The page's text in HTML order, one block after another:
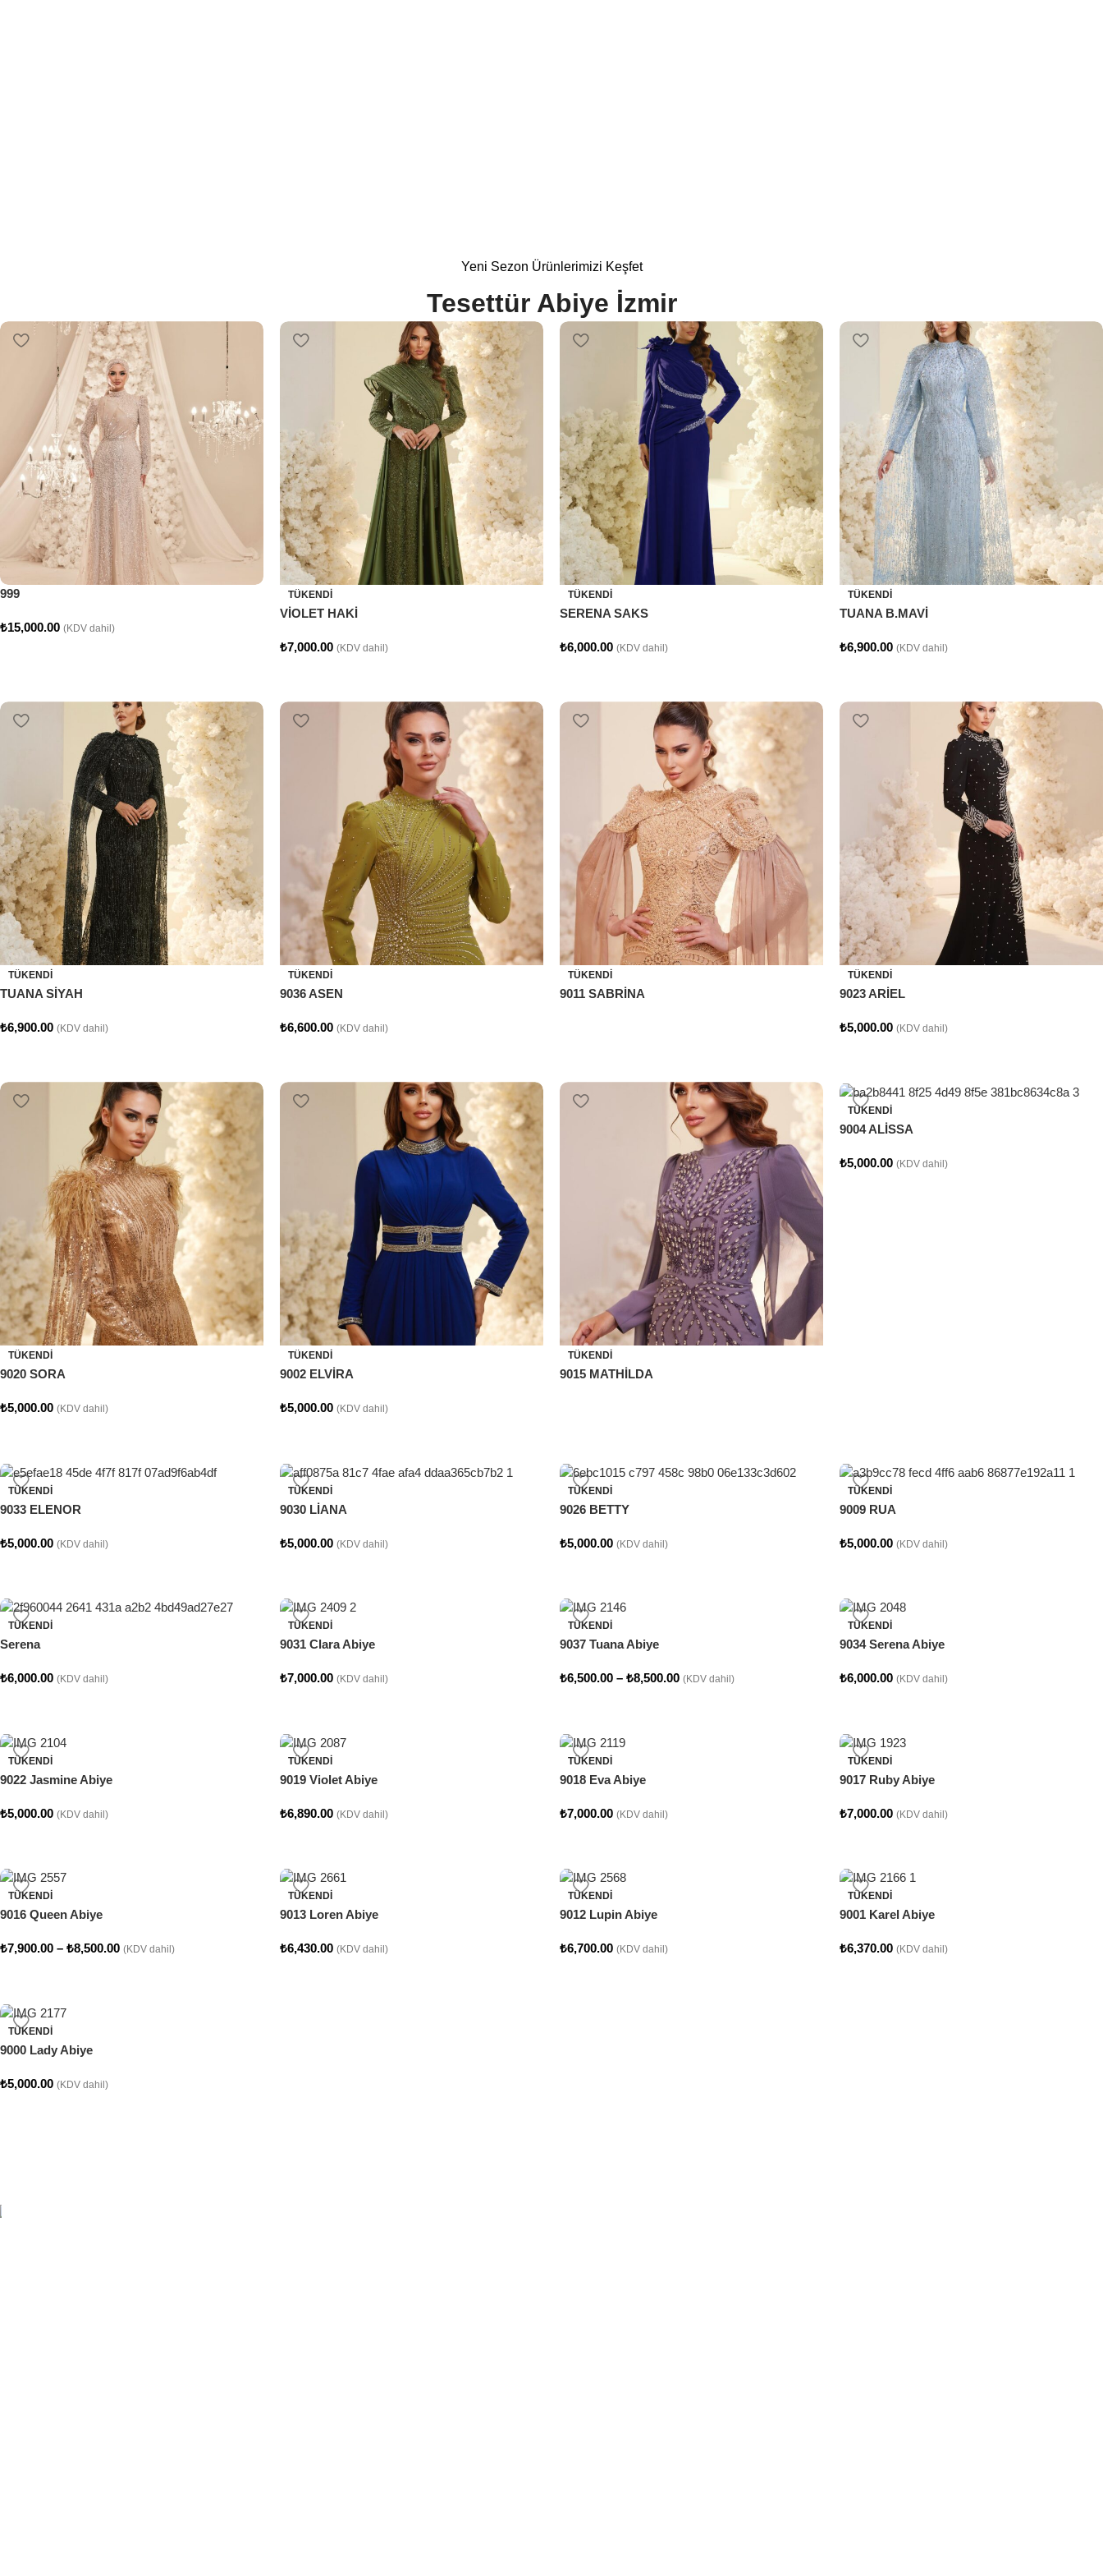
Yeni Sezon Ürünlerimizi Keşfet
Tesettür Abiye İzmir
999
₺15,000.00 (KDV dahil)
TÜKENDI
VİOLET HAKİ
₺7,000.00 (KDV dahil)
TÜKENDI
SERENA SAKS
₺6,000.00 (KDV dahil)
TÜKENDI
TUANA B.MAVİ
₺6,900.00 (KDV dahil)
TÜKENDI
TUANA SİYAH
₺6,900.00 (KDV dahil)
TÜKENDI
9036 ASEN
₺6,600.00 (KDV dahil)
TÜKENDI
9011 SABRİNA
TÜKENDI
9023 ARİEL
₺5,000.00 (KDV dahil)
TÜKENDI
9020 SORA
₺5,000.00 (KDV dahil)
TÜKENDI
9002 ELVİRA
₺5,000.00 (KDV dahil)
TÜKENDI
9015 MATHİLDA
TÜKENDI
9004 ALİSSA
₺5,000.00 (KDV dahil)
TÜKENDI
9033 ELENOR
₺5,000.00 (KDV dahil)
TÜKENDI
9030 LİANA
₺5,000.00 (KDV dahil)
TÜKENDI
9026 BETTY
₺5,000.00 (KDV dahil)
TÜKENDI
9009 RUA
₺5,000.00 (KDV dahil)
TÜKENDI
Serena
₺6,000.00 (KDV dahil)
TÜKENDI
9031 Clara Abiye
₺7,000.00 (KDV dahil)
TÜKENDI
9037 Tuana Abiye
₺6,500.00 – ₺8,500.00 (KDV dahil)
TÜKENDI
9034 Serena Abiye
₺6,000.00 (KDV dahil)
TÜKENDI
9022 Jasmine Abiye
₺5,000.00 (KDV dahil)
TÜKENDI
9019 Violet Abiye
₺6,890.00 (KDV dahil)
TÜKENDI
9018 Eva Abiye
₺7,000.00 (KDV dahil)
TÜKENDI
9017 Ruby Abiye
₺7,000.00 (KDV dahil)
TÜKENDI
9016 Queen Abiye
₺7,900.00 – ₺8,500.00 (KDV dahil)
TÜKENDI
9013 Loren Abiye
₺6,430.00 (KDV dahil)
TÜKENDI
9012 Lupin Abiye
₺6,700.00 (KDV dahil)
TÜKENDI
9001 Karel Abiye
₺6,370.00 (KDV dahil)
TÜKENDI
9000 Lady Abiye
₺5,000.00 (KDV dahil)